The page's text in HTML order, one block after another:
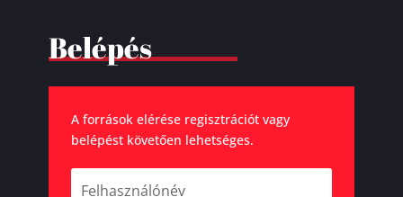
Belépés
A források elérése regisztrációt vagy
belépést követően lehetséges.